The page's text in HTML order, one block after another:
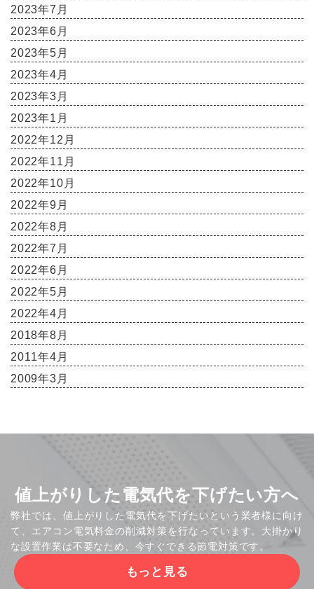
2023年7月
2023年6月
2023年5月
2023年4月
2023年3月
2023年1月
2022年12月
2022年11月
2022年10月
2022年9月
2022年8月
2022年7月
2022年6月
2022年5月
2022年4月
2018年8月
2011年4月
2009年3月
値上がりした電気代を下げたい方へ
弊社では、値上がりした電気代を下げたいという業者様に向け
て、エアコン電気料金の削減対策を行なっています。大掛かり
な設置作業は不要なため、今すぐできる節電対策です。
もっと見る